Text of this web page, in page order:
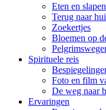
Eten en slapen
Terug naar
Zoekertjes
Bloemen op
Spirituele reis
Foto en film
De weg naar
Ervaringen